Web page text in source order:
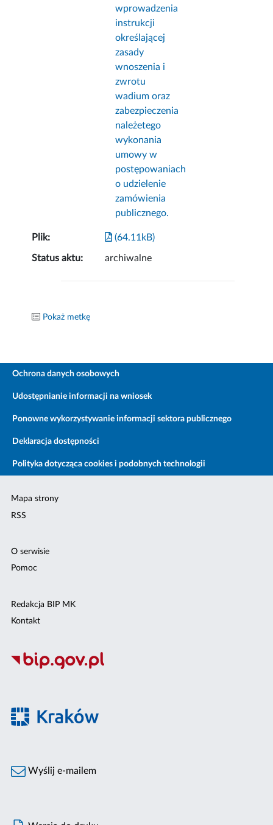
wprowadzenia
instrukcji
określającej
zasady
wnoszenia i
zwrotu
wadium oraz
zabezpieczenia
należetego
wykonania
umowy w
postępowaniach
o udzielenie
zamówienia
publicznego.
Plik: (64.11kB)
Status aktu: archiwalne
Pokaż metkę
Ochrona danych osobowych
Udostępnianie informacji na wniosek
Ponowne wykorzystywanie informacji sektora publicznego
Deklaracja dostępności
Polityka dotycząca cookies i podobnych technologii
Mapa strony
RSS
O serwisie
Pomoc
Redakcja BIP MK
Kontakt
Wyślij e-mailem